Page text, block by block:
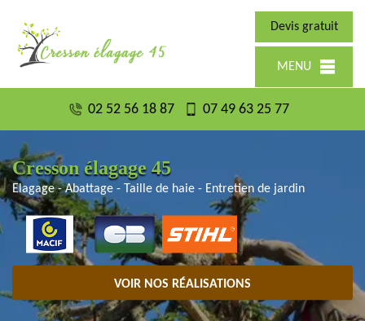
Devis gratuit
MENU
02 52 56 18 87 07 49 63 25 77
Cresson élagage 45
Elagage - Abattage - Taille de haie - Entretien de jardin
VOIR NOS RÉALISATIONS